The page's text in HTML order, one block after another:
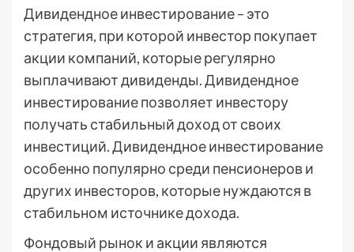
Дивидендное инвестирование – это
стратегия, при которой инвестор покупает
акции компаний, которые регулярно
выплачивают дивиденды. Дивидендное
инвестирование позволяет инвестору
получать стабильный доход от своих
инвестиций. Дивидендное инвестирование
особенно популярно среди пенсионеров и
других инвесторов, которые нуждаются в
стабильном источнике дохода.
Фондовый рынок и акции являются